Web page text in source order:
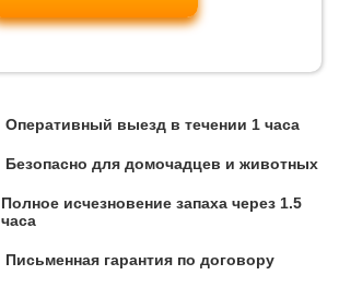
Оперативный выезд в течении 1 часа
Безопасно для домочадцев и животных
Полное исчезновение запаха через 1.5
часа
Письменная гарантия по договору